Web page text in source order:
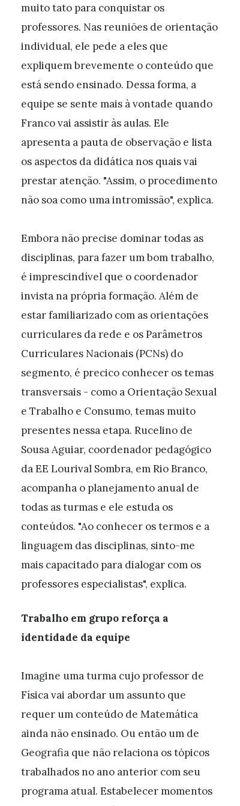
muito tato para conquistar os
professores. Nas reuniões de orientação
individual, ele pede a eles que
expliquem brevemente o conteúdo que
está sendo ensinado. Dessa forma, a
equipe se sente mais à vontade quando
Franco vai assistir às aulas. Ele
apresenta a pauta de observação e lista
os aspectos da didática nos quais vai
prestar atenção. "Assim, o procedimento
não soa como uma intromissão", explica.
Embora não precise dominar todas as
disciplinas, para fazer um bom trabalho,
é imprescindível que o coordenador
invista na própria formação. Além de
estar familiarizado com as orientações
curriculares da rede e os Parâmetros
Curriculares Nacionais (PCNs) do
segmento, é precico conhecer os temas
transversais - como a Orientação Sexual
e Trabalho e Consumo, temas muito
presentes nessa etapa. Rucelino de
Sousa Aguiar, coordenador pedagógico
da EE Lourival Sombra, em Rio Branco,
acompanha o planejamento anual de
todas as turmas e ele estuda os
conteúdos. "Ao conhecer os termos e a
linguagem das disciplinas, sinto-me
mais capacitado para dialogar com os
professores especialistas", explica.
Trabalho em grupo reforça a
identidade da equipe
Imagine uma turma cujo professor de
Física vai abordar um assunto que
requer um conteúdo de Matemática
ainda não ensinado. Ou então um de
Geografia que não relaciona os tópicos
trabalhados no ano anterior com seu
programa atual. Estabelecer momentos